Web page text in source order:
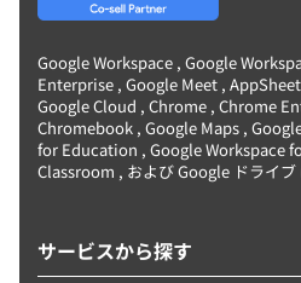
サービスから探す
Google Workspace , Google
Enterprise , Google Meet ,
Google Cloud , Chrome , Chrome
Chromebook , Google Maps ,
for Education , Google Workspace
Classroom , および Google ドライブ